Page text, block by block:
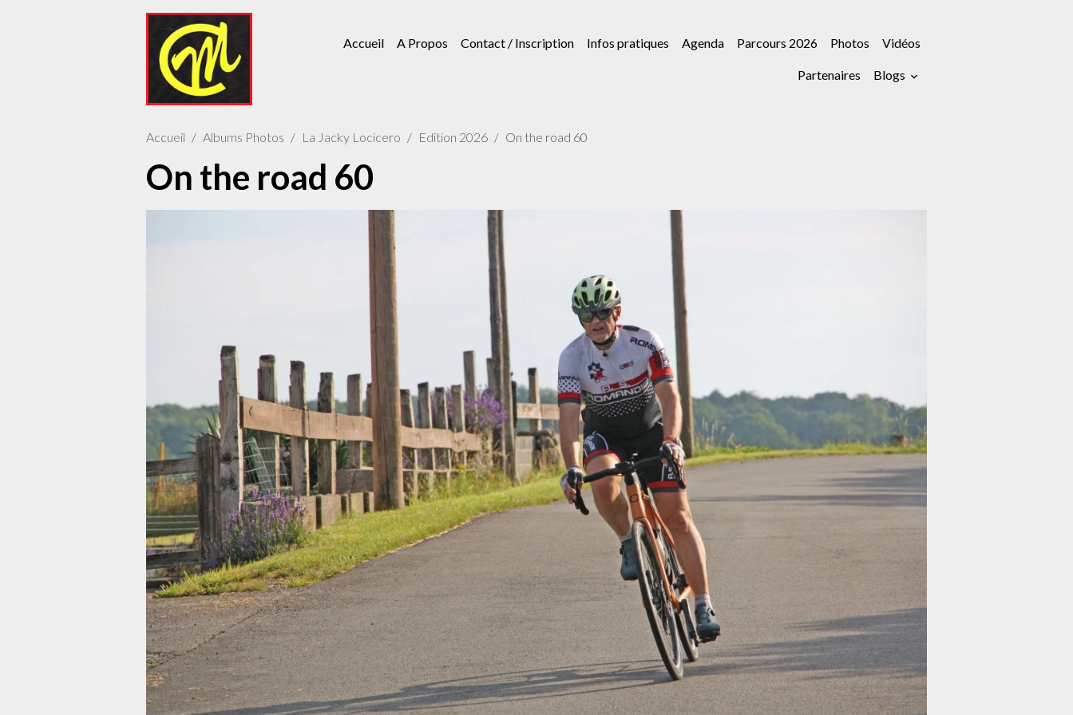
Accueil A Propos Contact / Inscription Infos pratiques Agenda Parcours 2026 Photos Vidéos
Partenaires Blogs
Accueil Albums Photos La Jacky Locicero Edition 2026 On the road 60
On the road 60